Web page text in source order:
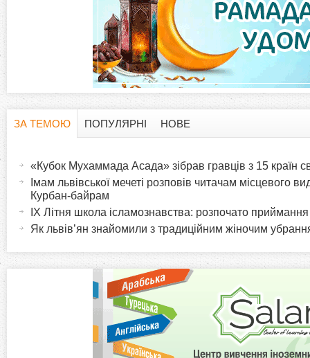
ЗА ТЕМОЮ
а
ПОПУЛЯРНІ НОВЕ
«Кубок Мухаммада Асада» зібрав гравців з 15 країн
Імам львівської мечеті розповів читачам місцевого
Курбан-байрам
IX Літня школа ісламознавства: розпочато
Як львів’ян знайомили з традиційним жіночим